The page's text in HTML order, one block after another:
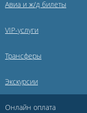
Авиа и ж/д билеты
VIP-услуги
Трансферы
Экскурсии
Онлайн оплата